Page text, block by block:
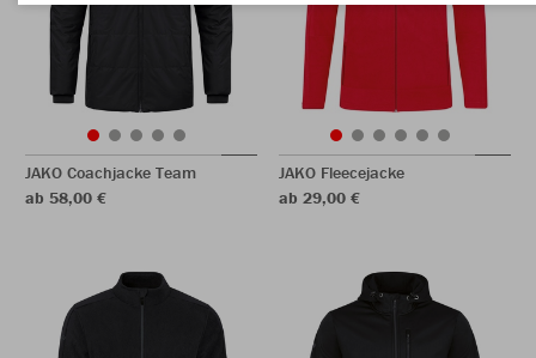
JAKO Coachjacke Team
ab 58,00 €
JAKO Fleecejacke
ab 29,00 €